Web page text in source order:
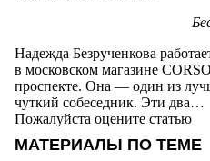
Надежда Безрученкова
в московском магазине
проспекте. Она — один из
чуткий собеседник. Эти два…
Пожалуйста оцените статью
МАТЕРИАЛЫ ПО ТЕМЕ